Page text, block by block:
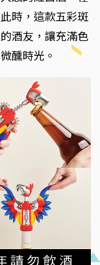
時，這款五彩斑
酒友，讓充滿色
醺時光。